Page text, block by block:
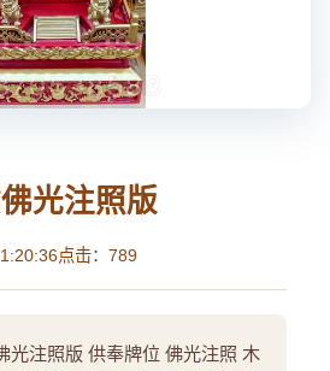
光注照版
点击：789
光注照版 供奉牌位 佛光注照 木